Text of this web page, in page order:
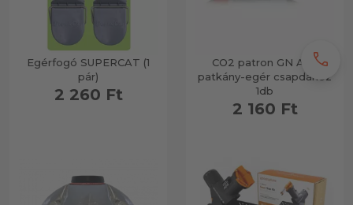
Egérfogó SUPERCAT (1
pár)
2 260 Ft
CO2 patron GN A24
patkány-egér csapdához
1db
2 160 Ft
call